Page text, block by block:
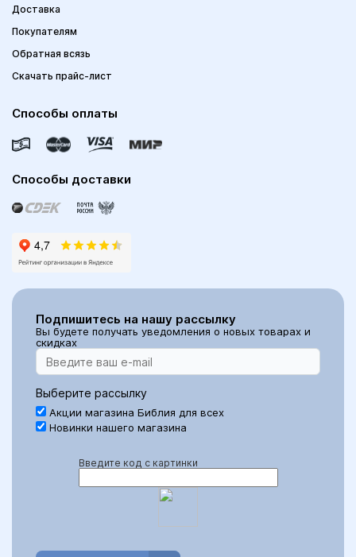
Доставка
Покупателям
Обратная всязь
Скачать прайс-лист
Способы оплаты
Способы доставки
Подпишитесь на нашу рассылку
Вы будете получать уведомления о новых товарах и
скидках
Выберите рассылку
Акции магазина Библия для всех
Новинки нашего магазина
Введите код с картинки